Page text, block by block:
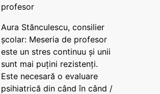
profesor
Aura Stănculescu, consilier
școlar: Meseria de profesor
este un stres continuu și unii
sunt mai puțini rezistenți.
Este necesară o evaluare
psihiatrică din când în când /